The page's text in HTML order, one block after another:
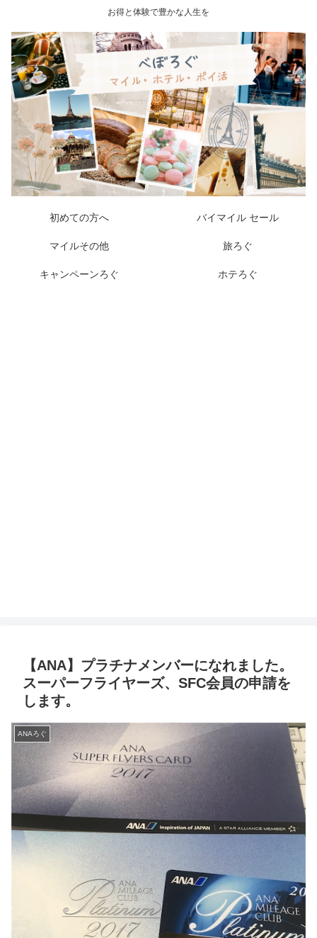
お得と体験で豊かな人生を
初めての方へ バイマイル セール
マイルその他 旅ろぐ
キャンペーンろぐ ホテろぐ
【ANA】プラチナメンバーになれました。
スーパーフライヤーズ、SFC会員の申請を
します。
ANAろぐ